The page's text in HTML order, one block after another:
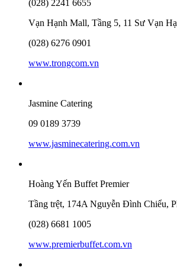
(028) 2241 6655
Vạn Hạnh Mall, Tầng 5, 11 Sư Vạn
(028) 6276 0901
www.trongcom.vn
Jasmine Catering
09 0189 3739
www.jasminecatering.com.vn
Hoàng Yến Buffet Premier
Tầng trệt, 174A Nguyễn Đình Chiểu,
‎(028) 6681 1005
www.premierbuffet.com.vn